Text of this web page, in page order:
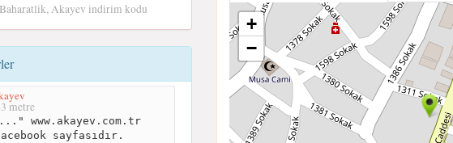
Akayev indirim kodu
metre
www.akayev.com.tr
sayfasıdır.
+
−